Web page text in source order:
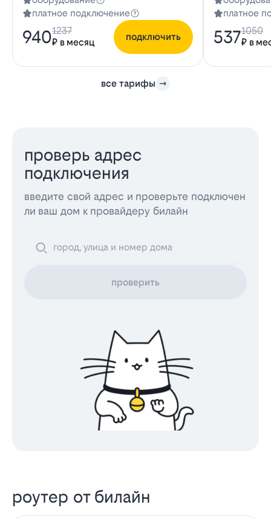
платное подключение
940₽ в месяц
1237
подключить
платное
537₽ в
1050
все тарифы
проверь адрес
подключения
введите свой адрес и проверьте подключен
ли ваш дом к провайдеру билайн
проверить
роутер от билайн